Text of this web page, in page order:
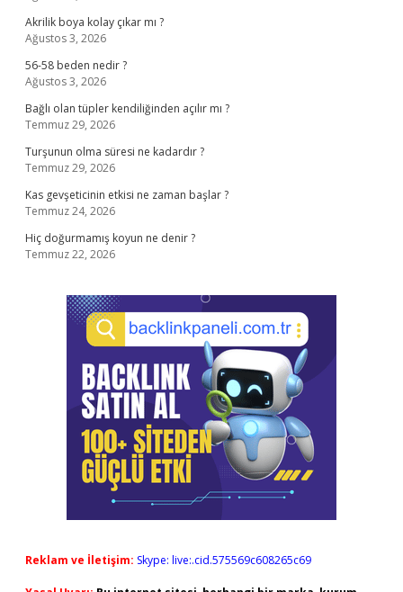
Akrilik boya kolay çıkar mı ?
Ağustos 3, 2026
56-58 beden nedir ?
Ağustos 3, 2026
Bağlı olan tüpler kendiliğinden açılır mı ?
Temmuz 29, 2026
Turşunun olma süresi ne kadardır ?
Temmuz 29, 2026
Kas gevşeticinin etkisi ne zaman başlar ?
Temmuz 24, 2026
Hiç doğurmamış koyun ne denir ?
Temmuz 22, 2026
Reklam ve İletişim: Skype: live:.cid.575569c608265c69